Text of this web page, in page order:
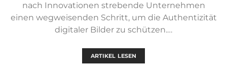
nach Innovationen strebende Unternehmen
einen wegweisenden Schritt, um die Authentizität
digitaler Bilder zu schützen.…
ARTIKEL LESEN